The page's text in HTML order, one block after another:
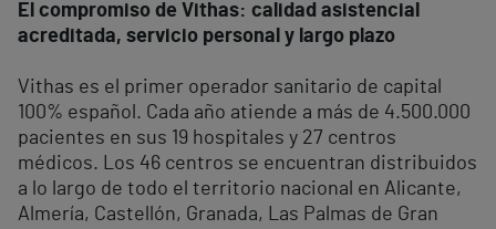
El compromiso de Vithas: calidad asistencial
acreditada, servicio personal y largo plazo
Vithas es el primer operador sanitario de capital
100% español. Cada año atiende a más de 4.500.000
pacientes en sus 19 hospitales y 27 centros
médicos. Los 46 centros se encuentran distribuidos
a lo largo de todo el territorio nacional en Alicante,
Almería, Castellón, Granada, Las Palmas de Gran